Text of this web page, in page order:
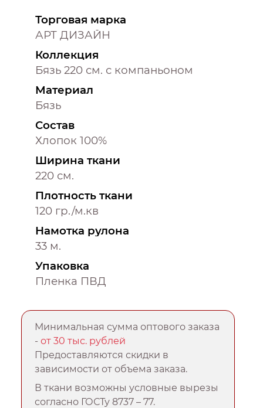
Торговая марка
АРТ ДИЗАЙН
Коллекция
Бязь 220 см. с компаньоном
Материал
Бязь
Состав
Хлопок 100%
Ширина ткани
220 см.
Плотность ткани
120 гр./м.кв
Намотка рулона
33 м.
Упаковка
Пленка ПВД
Минимальная сумма оптового заказа
-от 30 тыс. рублей
Предоставляются скидки в
зависимости от объема заказа.
В ткани возможны условные вырезы
согласно ГОСТу 8737 – 77.